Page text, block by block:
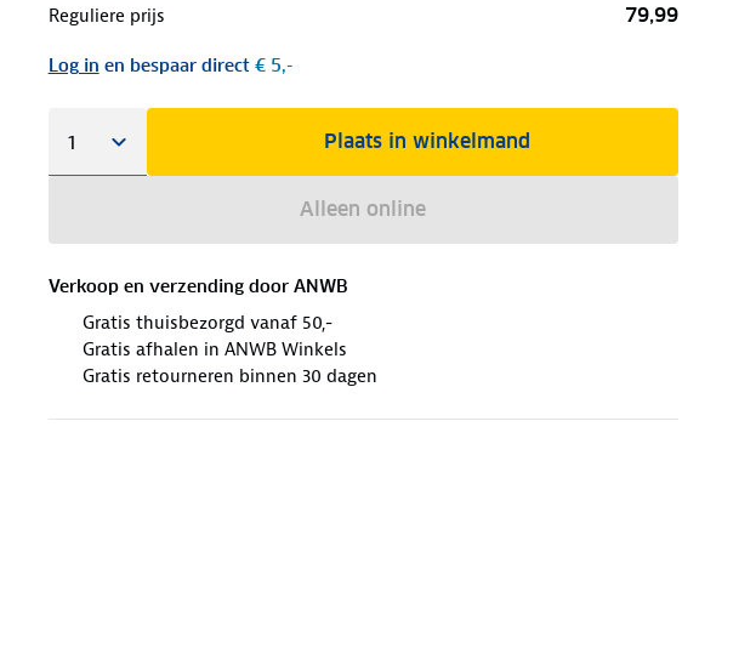
Reguliere prijs 79,99
Log in en bespaar direct€ 5,-
Plaats in winkelmand
Alleen online
Verkoop en verzending door ANWB
Gratis thuisbezorgd vanaf 50,-
Gratis afhalen in ANWB Winkels
Gratis retourneren binnen 30 dagen